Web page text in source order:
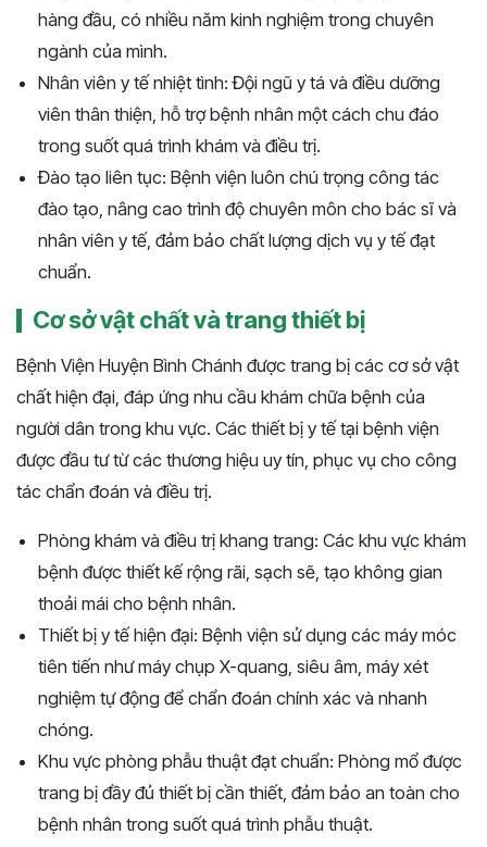
hàng đầu, có nhiều năm kinh nghiệm trong chuyên
ngành của mình.
Nhân viên y tế nhiệt tình: Đội ngũ y tá và điều dưỡng
viên thân thiện, hỗ trợ bệnh nhân một cách chu đáo
trong suốt quá trình khám và điều trị.
Đào tạo liên tục: Bệnh viện luôn chú trọng công tác
đào tạo, nâng cao trình độ chuyên môn cho bác sĩ và
nhân viên y tế, đảm bảo chất lượng dịch vụ y tế đạt
chuẩn.
Cơ sở vật chất và trang thiết bị
Bệnh Viện Huyện Bình Chánh được trang bị các cơ sở vật
chất hiện đại, đáp ứng nhu cầu khám chữa bệnh của
người dân trong khu vực. Các thiết bị y tế tại bệnh viện
được đầu tư từ các thương hiệu uy tín, phục vụ cho công
tác chẩn đoán và điều trị.
Phòng khám và điều trị khang trang: Các khu vực khám
bệnh được thiết kế rộng rãi, sạch sẽ, tạo không gian
thoải mái cho bệnh nhân.
Thiết bị y tế hiện đại: Bệnh viện sử dụng các máy móc
tiên tiến như máy chụp X-quang, siêu âm, máy xét
nghiệm tự động để chẩn đoán chính xác và nhanh
chóng.
Khu vực phòng phẫu thuật đạt chuẩn: Phòng mổ được
trang bị đầy đủ thiết bị cần thiết, đảm bảo an toàn cho
bệnh nhân trong suốt quá trình phẫu thuật.